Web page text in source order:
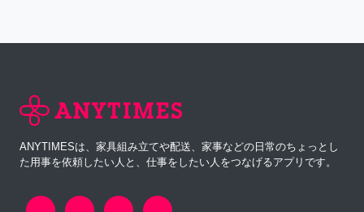
ANYTIMESは、家具組み立てや配送、家事などの日常のちょっとし
た用事を依頼したい人と、仕事をしたい人をつなげるアプリです。